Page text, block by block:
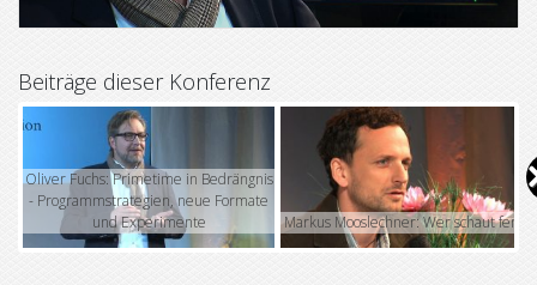
a
y
i
d
Beiträge dieser Konferenz
Oliver Fuchs: Primetime in Bedrängnis
- Programmstrategien, neue Formate
und Experimente
Markus Mooslechner: Wer schaut fern?